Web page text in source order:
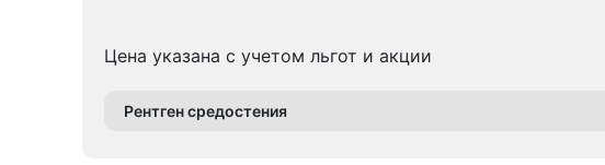
Цена указана с учетом льгот и акции
Рентген средостения